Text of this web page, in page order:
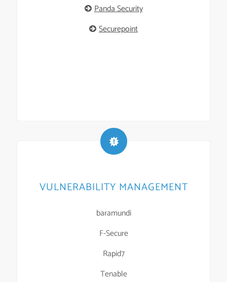
Panda Security
Securepoint
VULNERABILITY MANAGEMENT
baramundi
F-Secure
Rapid7
Tenable